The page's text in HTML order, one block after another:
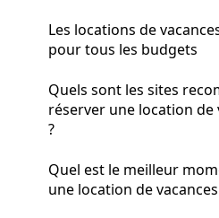
Les locations de
pour tous les budgets
Quels sont les sites
réserver une location de
?
Quel est le meilleur
une location de